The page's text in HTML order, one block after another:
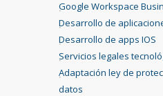
Google Workspace
Desarrollo de
Desarrollo de apps IOS
Servicios legales
Adaptación ley de
datos